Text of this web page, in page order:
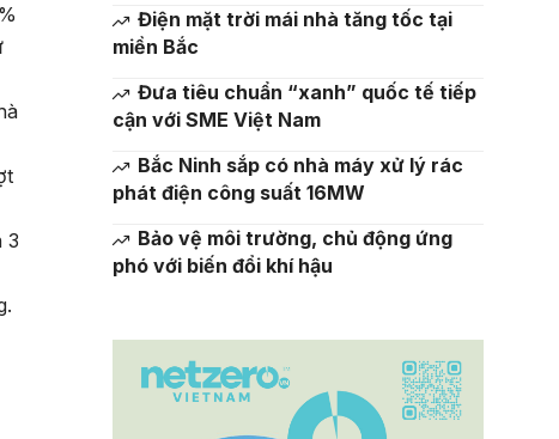
3
Điện mặt trời mái nhà tăng tốc tại
miền Bắc
Đưa tiêu chuẩn “xanh” quốc tế tiếp
cận với SME Việt Nam
Bắc Ninh sắp có nhà máy xử lý rác
phát điện công suất 16MW
Bảo vệ môi trường, chủ động ứng
phó với biến đổi khí hậu